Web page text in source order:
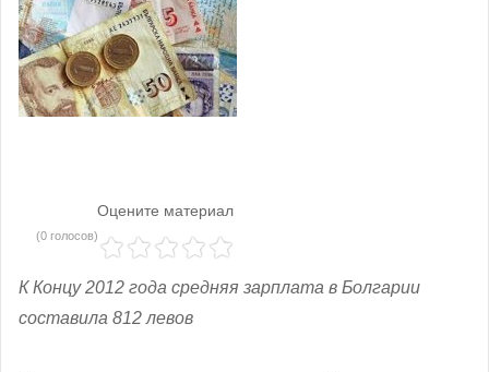
Оцените материал
(0 голосов)
К Концу 2012 года средняя зарплата в Болгарии
составила 812 левов